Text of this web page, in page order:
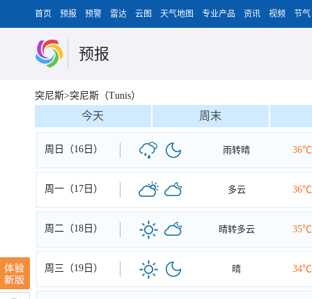
首页 预报 预警 雷达 云图 天气地图 专业产品 资讯 视频 节气
预报
突尼斯>突尼斯（Tunis）
今天 周末
周日（16日） 雨转晴 36℃
周一（17日） 多云 36℃
周二（18日） 晴转多云 35℃
周三（19日） 晴 34℃